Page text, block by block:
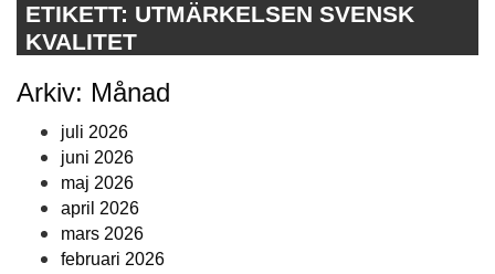
ETIKETT: UTMÄRKELSEN SVENSK
KVALITET
Arkiv: Månad
juli 2026
juni 2026
maj 2026
april 2026
mars 2026
februari 2026